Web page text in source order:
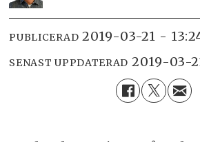
PUBLICERAD 2019-03-21 -
SENAST UPPDATERAD 2019-03-